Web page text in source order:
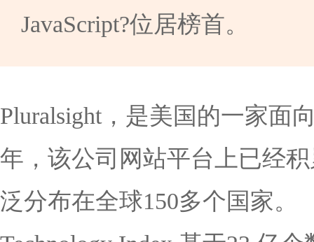
JavaScript?位居榜首。
Pluralsight，是美国的一家面
年，该公司网站平台上已经
泛分布在全球150多个国家。